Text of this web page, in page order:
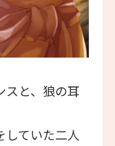
スと、狼の耳
ていた二人